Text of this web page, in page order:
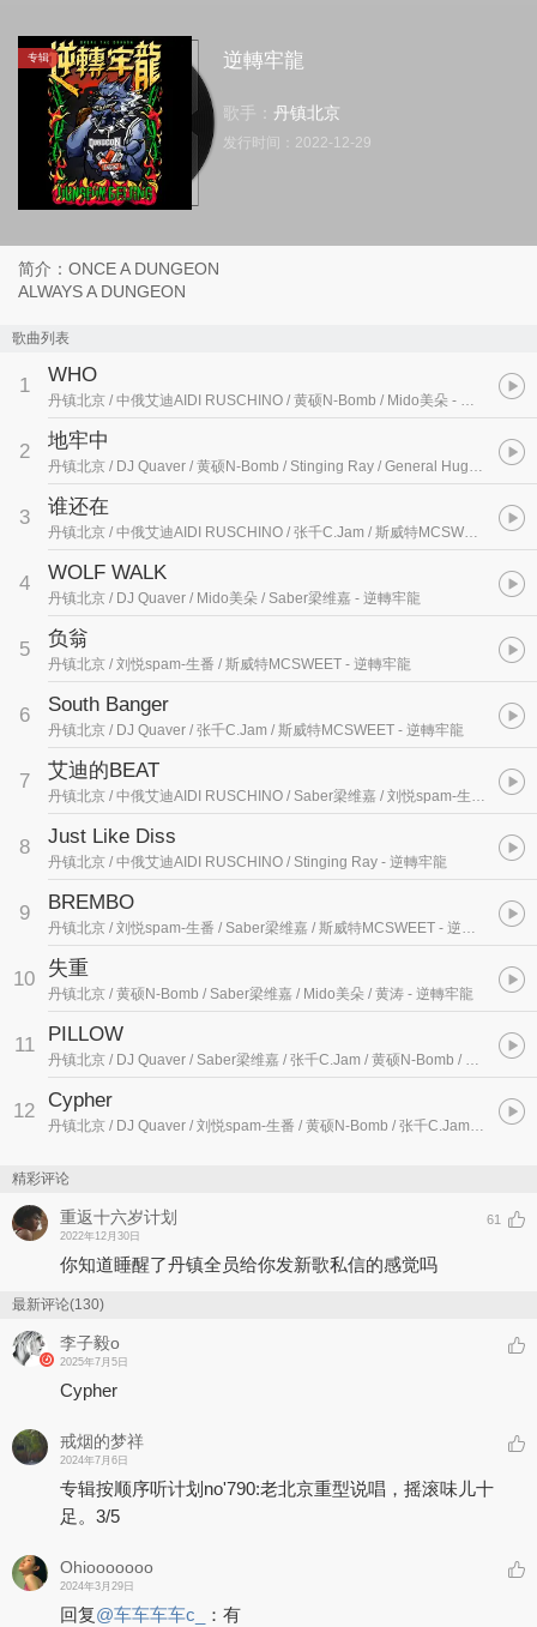
专辑 逆轉牢龍
歌手： 丹镇北京
发行时间： 2022-12-29
简介：ONCE A DUNGEON
ALWAYS A DUNGEON
歌曲列表
1 WHO
丹镇北京 / 中俄艾迪AIDI RUSCHINO / 黄硕N-Bomb / Mido美朵 - 逆轉牢龍
2 地牢中
丹镇北京 / DJ Quaver / 黄硕N-Bomb / Stinging Ray / General Huge- 逆轉牢
3 谁还在
丹镇北京 / 中俄艾迪AIDI RUSCHINO / 张千C.Jam / 斯威特MCSWEET - 逆
4 WOLF WALK
丹镇北京 / DJ Quaver / Mido美朵 / Saber梁维嘉 - 逆轉牢龍
5 负翁
丹镇北京 / 刘悦spam-生番 / 斯威特MCSWEET - 逆轉牢龍
6 South Banger
丹镇北京 / DJ Quaver / 张千C.Jam / 斯威特MCSWEET - 逆轉牢龍
7 艾迪的BEAT
丹镇北京 / 中俄艾迪AIDI RUSCHINO / Saber梁维嘉 / 刘悦spam-生番 - 逆轉
8 Just Like Diss
丹镇北京 / 中俄艾迪AIDI RUSCHINO / Stinging Ray - 逆轉牢龍
9 BREMBO
丹镇北京 / 刘悦spam-生番 / Saber梁维嘉 / 斯威特MCSWEET - 逆轉牢龍
10 失重
丹镇北京 / 黄硕N-Bomb / Saber梁维嘉 / Mido美朵 / 黄涛 - 逆轉牢龍
11 PILLOW
丹镇北京 / DJ Quaver / Saber梁维嘉 / 张千C.Jam / 黄硕N-Bomb / Stinging Ray
12 Cypher
丹镇北京 / DJ Quaver / 刘悦spam-生番 / 黄硕N-Bomb / 张千C.Jam / Stinging Ray / Saber梁维嘉 / Mido美朵 / 中俄艾迪AIDI RUSCHINO / 斯威特MCSWEET
精彩评论
重返十六岁计划
2022年12月30日
61
你知道睡醒了丹镇全员给你发新歌私信的感觉吗
最新评论(130)
李子毅o
2025年7月5日
Cypher
戒烟的梦祥
2024年7月6日
专辑按顺序听计划no'790:老北京重型说唱，摇滚味儿十
足。3/5
Ohiooooooo
2024年3月29日
回复@车车车车c_ ： 有